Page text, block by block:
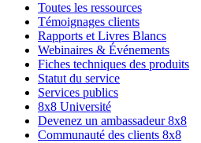
Toutes les ressources
Témoignages clients
Rapports et Livres Blancs
Webinaires & Événements
Fiches techniques des produits
Statut du service
Services publics
8x8 Université
Devenez un ambassadeur 8x8
Communauté des clients 8x8